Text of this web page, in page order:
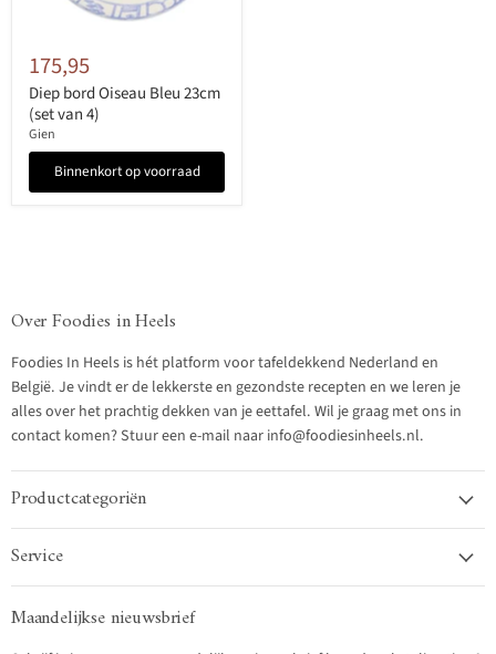
175,95
Diep bord Oiseau Bleu 23cm
(set van 4)
Gien
Binnenkort op voorraad
Over Foodies in Heels
Foodies In Heels is hét platform voor tafeldekkend Nederland en
België. Je vindt er de lekkerste en gezondste recepten en we leren je
alles over het prachtig dekken van je eettafel. Wil je graag met ons in
contact komen? Stuur een e-mail naar info@foodiesinheels.nl.
Productcategoriën
Service
Maandelijkse nieuwsbrief